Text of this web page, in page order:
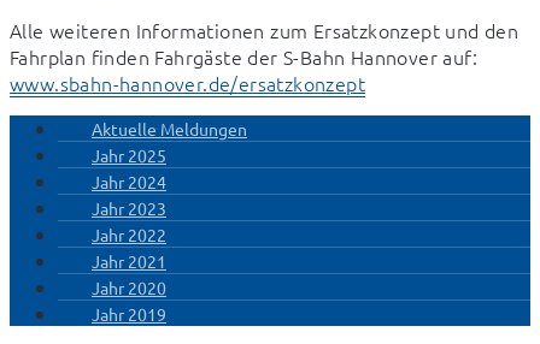
Alle weiteren Informationen zum Ersatzkonzept und den
www.sbahn-hannover.de/ersatzkonzept
Aktuelle Meldungen
Jahr 2025
Jahr 2024
Jahr 2023
Jahr 2022
Jahr 2021
Jahr 2020
Jahr 2019